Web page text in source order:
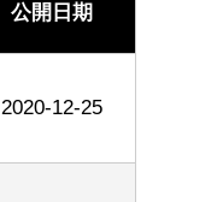
公開日期
2020-12-25